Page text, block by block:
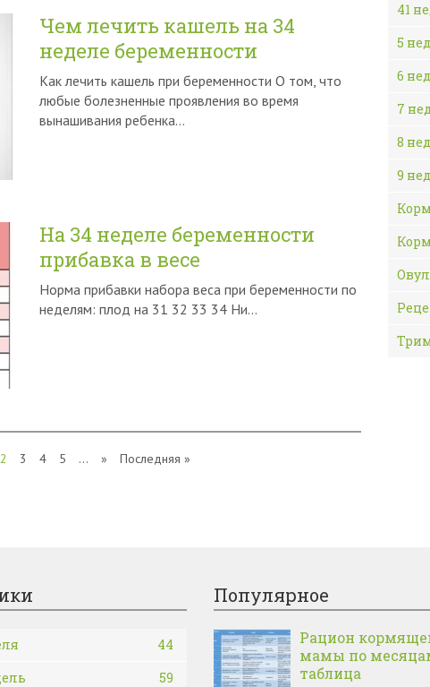
Чем лечить кашель на 34
неделе беременности
Как лечить кашель при беременности О том, что
любые болезненные проявления во время
вынашивания ребенка…
На 34 неделе беременности
прибавка в весе
Норма прибавки набора веса при беременности по
неделям: плод на 31 32 33 34 Ни…
2 3 4 5 ... » Последняя »
41
5
6
7
8
9
44
59
Популярное
Рацион
мамы по
таблица